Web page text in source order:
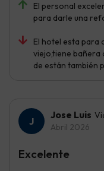
El personal
para darle una
El hotel esta para
viejo,tiene bañera
de están también
Jose Luis
Abril 2026
Excelente